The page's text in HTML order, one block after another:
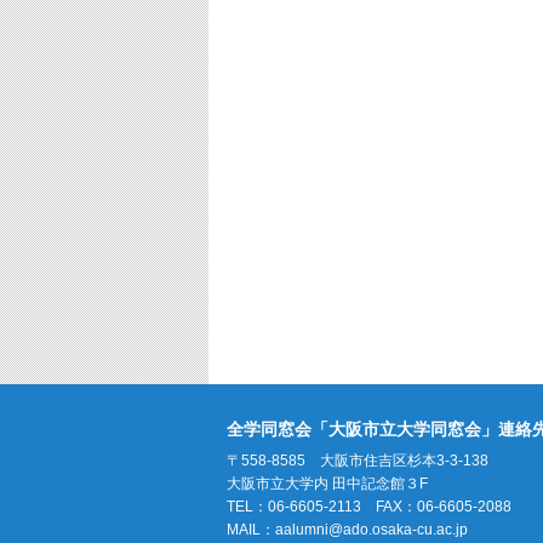
全学同窓会「大阪市立大学同窓会」連絡
〒558-8585 大阪市住吉区杉本3-3-138
大阪市立大学内 田中記念館３F
TEL：06-6605-2113 FAX：06-6605-2088
MAIL： aalumni@ado.osaka-cu.ac.jp